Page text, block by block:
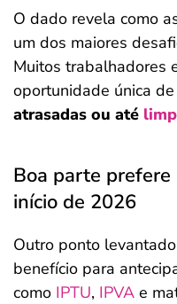
O dado revela como
um dos maiores
Muitos trabalhadores
oportunidade única de
atrasadas ou até
Boa parte
início de 2026
Outro ponto
benefício para
como IPTU, IPVA e